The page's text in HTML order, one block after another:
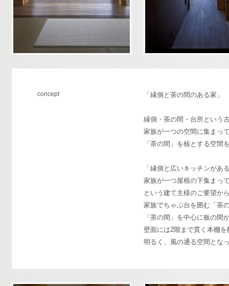
concept 「縁側と茶の間のある家」
縁側・茶の間・台所という
家族が一つの空間に集まっ
「茶の間」を核とする空間
「縁側と広いキッチンがあ
家族が一つ屋根の下集まっ
という建て主様のご要望か
家族でちゃぶ台を囲む「茶
「茶の間」を中心に板の間
壁面には2階まで貫く本棚
明るく、風の通る空間とな